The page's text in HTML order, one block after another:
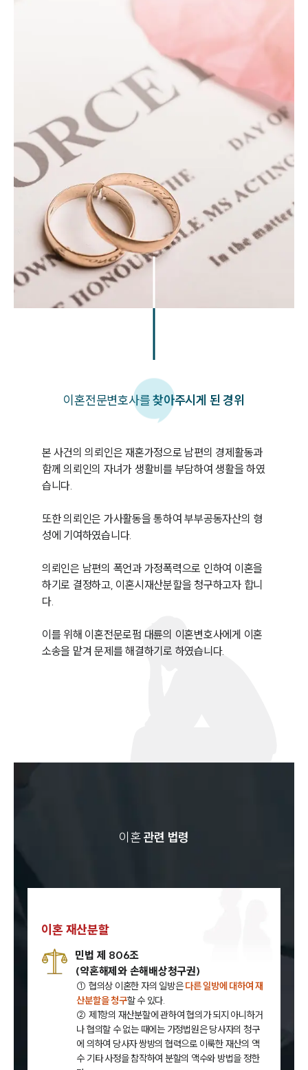
이혼전문변호사를찾아주시게 된 경위
본 사건의 의뢰인은 재혼가정으로 남편의 경제활동과
함께 의뢰인의 자녀가 생활비를 부담하여 생활을 하였
습니다.
또한 의뢰인은 가사활동을 통하여 부부공동자산의 형
성에 기여하였습니다.
의뢰인은 남편의 폭언과 가정폭력으로 인하여 이혼을
하기로 결정하고, 이혼시재산분할을 청구하고자 합니
다.
이를 위해 이혼전문로펌 대륜의 이혼변호사에게 이혼
소송을 맡겨 문제를 해결하기로 하였습니다.
이혼관련 법령
이혼 재산분할
민법 제 806조
(약혼해제와 손해배상청구권)
① 협의상 이혼한 자의 일방은다른 일방에 대하여 재
산분할을 청구할 수 있다.
② 제1항의 재산분할에 관하여 협의가 되지 아니하거
나 협의할 수 없는 때에는 가정법원은 당사자의 청구
에 의하여 당사자 쌍방의 협력으로 이룩한 재산의 액
수 기타 사정을 참작하여 분할의 액수와 방법을 정한